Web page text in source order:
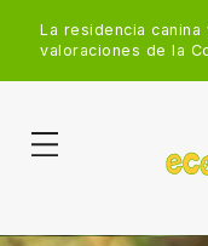
La residencia
valoraciones de la